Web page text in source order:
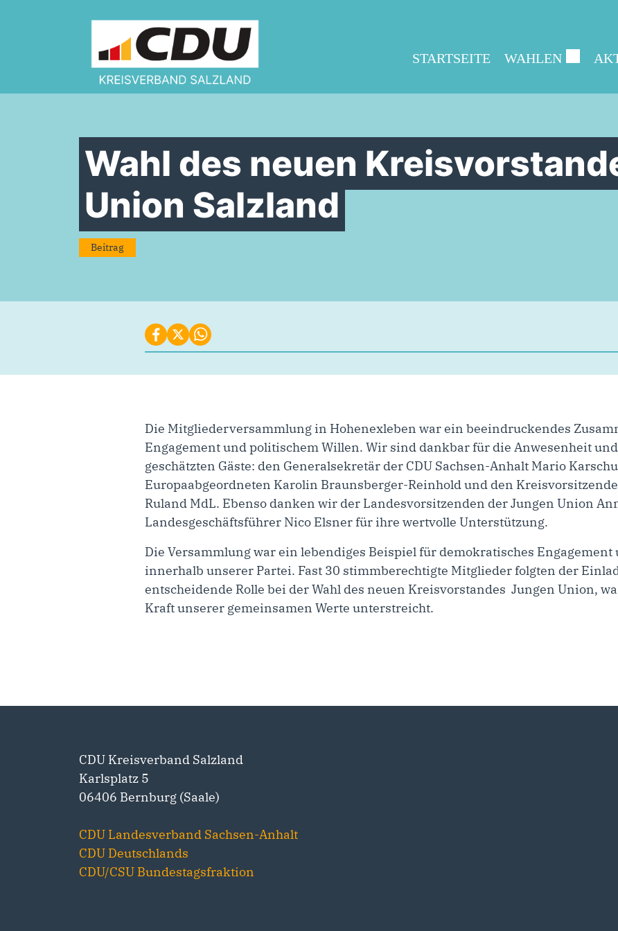
STARTSEITE WAHLEN
Wahl des neuen
Union Salzland
Beitrag
Die Mitgliederversammlung in Hohenexleben war ein beeindruckendes
Engagement und politischem Willen. Wir sind dankbar für die Anwesenheit
geschätzten Gäste: den Generalsekretär der CDU Sachsen-Anhalt Mario
Europaabgeordneten Karolin Braunsberger-Reinhold und den
Ruland MdL. Ebenso danken wir der Landesvorsitzenden der Jungen Union
Landesgeschäftsführer Nico Elsner für ihre wertvolle Unterstützung.
Die Versammlung war ein lebendiges Beispiel für demokratisches Engagement
innerhalb unserer Partei. Fast 30 stimmberechtigte Mitglieder folgten der
entscheidende Rolle bei der Wahl des neuen Kreisvorstandes Jungen Union,
Kraft unserer gemeinsamen Werte unterstreicht.
CDU Kreisverband Salzland
Karlsplatz 5
06406 Bernburg (Saale)
CDU Landesverband Sachsen-Anhalt
CDU Deutschlands
CDU/CSU Bundestagsfraktion